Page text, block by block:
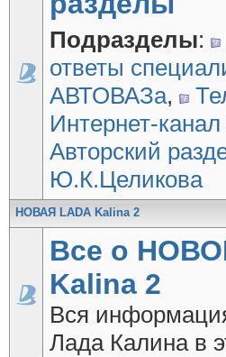
Подразделы:
ответы
АВТОВАЗа,
Интернет-
Авторский
Ю.К.Целикова
НОВАЯ LADA Kalina 2
Все о
Kalina 2
Вся
Лада Калина в